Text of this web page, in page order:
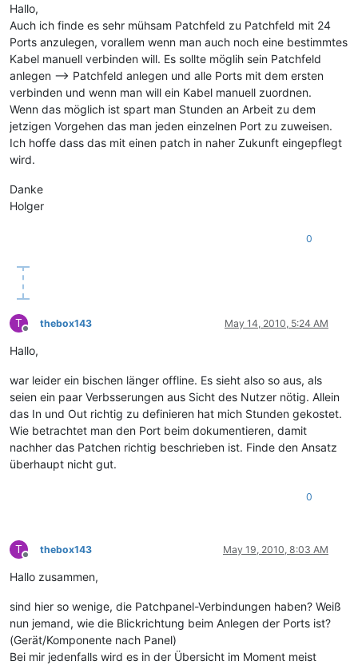
Hallo,
Auch ich finde es sehr mühsam Patchfeld zu Patchfeld mit 24
Ports anzulegen, vorallem wenn man auch noch eine bestimmtes
Kabel manuell verbinden will. Es sollte möglih sein Patchfeld
anlegen –> Patchfeld anlegen und alle Ports mit dem ersten
verbinden und wenn man will ein Kabel manuell zuordnen.
Wenn das möglich ist spart man Stunden an Arbeit zu dem
jetzigen Vorgehen das man jeden einzelnen Port zu zuweisen.
Ich hoffe dass das mit einen patch in naher Zukunft eingepflegt
wird.
Danke
Holger
0
T
Offline
thebox143 May 14, 2010, 5:24 AM
Hallo,
war leider ein bischen länger offline. Es sieht also so aus, als
seien ein paar Verbsserungen aus Sicht des Nutzer nötig. Allein
das In und Out richtig zu definieren hat mich Stunden gekostet.
Wie betrachtet man den Port beim dokumentieren, damit
nachher das Patchen richtig beschrieben ist. Finde den Ansatz
überhaupt nicht gut.
0
T
Offline
thebox143 May 19, 2010, 8:03 AM
Hallo zusammen,
sind hier so wenige, die Patchpanel-Verbindungen haben? Weiß
nun jemand, wie die Blickrichtung beim Anlegen der Ports ist?
(Gerät/Komponente nach Panel)
Bei mir jedenfalls wird es in der Übersicht im Moment meist